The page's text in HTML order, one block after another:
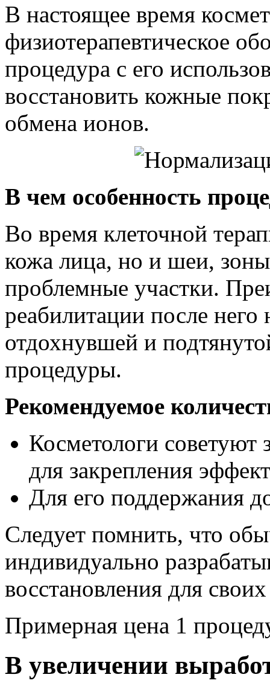
В настоящее время
физиотерапевтическое
процедура с его
восстановить кожные
обмена ионов.
В чем особенность
Во время клеточной
кожа лица, но и шеи,
проблемные участки.
реабилитации после него
отдохнувшей и
процедуры.
Рекомендуемое
Косметологи советуют
для закрепления
Для его поддержания
Следует помнить, что
индивидуально
восстановления для
Примерная цена 1
В увеличении